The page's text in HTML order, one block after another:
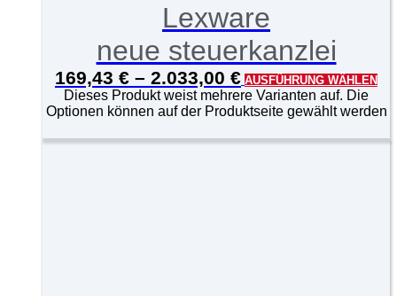
Lexware
neue steuerkanzlei
169,43 € – 2.033,00 € AUSFÜHRUNG WÄHLEN
Dieses Produkt weist mehrere Varianten auf. Die
Optionen können auf der Produktseite gewählt werden